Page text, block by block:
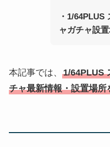
・ 1/64PLUS
ャガチャ設
本記事では、 1/64PLUS
チャ最新情報・設置場所